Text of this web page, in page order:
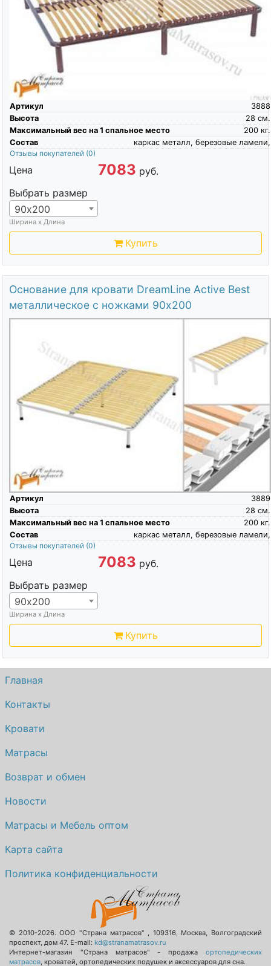
Артикул
3888
Высота
см.
28
Максимальный вес на 1 спальное место
кг.
200
Состав
каркас металл, березовые ламели,
Отзывы покупателей (0)
Цена 7083 руб.
Выбрать размер
90х200
Ширина х Длина
Купить
Основание для кровати DreamLine Active Best
металлическое с ножками 90х200
Артикул
3889
Высота
см.
28
Максимальный вес на 1 спальное место
кг.
200
Состав
каркас металл, березовые ламели,
Отзывы покупателей (0)
Цена 7083 руб.
Выбрать размер
90х200
Ширина х Длина
Купить
Главная
Контакты
Кровати
Матрасы
Возврат и обмен
Новости
Матрасы и Мебель оптом
Карта сайта
Политика конфиденциальности
© 2010-2026.ООО "Страна матрасов" 109316, Москва
Волгоградский
проспект, дом 47. E-mail: kd@stranamatrasov.ru
Интернет-магазин "Страна матрасов" - продажа ортопедических
матрасов , кроватей, ортопедических подушек и аксессуаров для сна.